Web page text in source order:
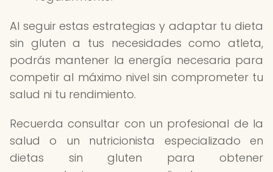
Al seguir estas estrategias y adaptar tu dieta
sin gluten a tus necesidades como atleta,
podrás mantener la energía necesaria para
competir al máximo nivel sin comprometer tu
salud ni tu rendimiento.
Recuerda consultar con un profesional de la
salud o un nutricionista especializado en
dietas sin gluten para obtener